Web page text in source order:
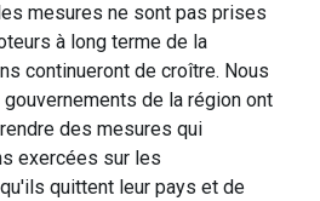
mesures ne sont pas prises
à long terme de la
continueront de croître. Nous
de la région ont
des mesures qui
exercées sur les
quittent leur pays et de